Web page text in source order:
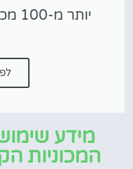
מידע
המכוניות